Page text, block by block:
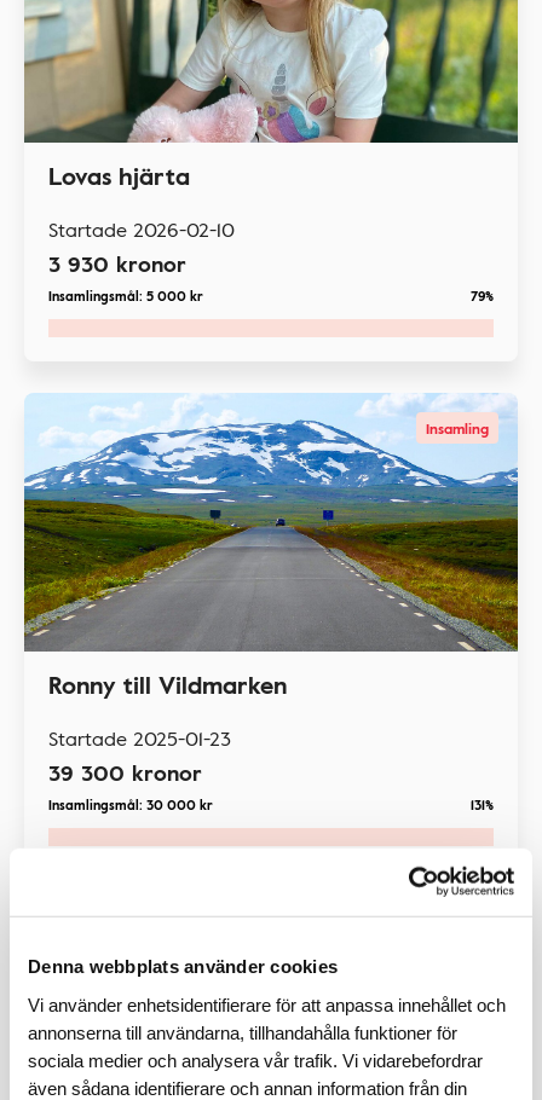
Denna webbplats använder cookies
Vi använder enhetsidentifierare för att anpassa innehållet och
annonserna till användarna, tillhandahålla funktioner för
sociala medier och analysera vår trafik. Vi vidarebefordrar
även sådana identifierare och annan information från din
Lovas hjärta
Startade 2026-02-10
3 930 kronor
Insamlingsmål: 5 000kr 79%
Insamling
Ronny till Vildmarken
Startade 2025-01-23
39 300 kronor
Insamlingsmål: 30 000kr 131%